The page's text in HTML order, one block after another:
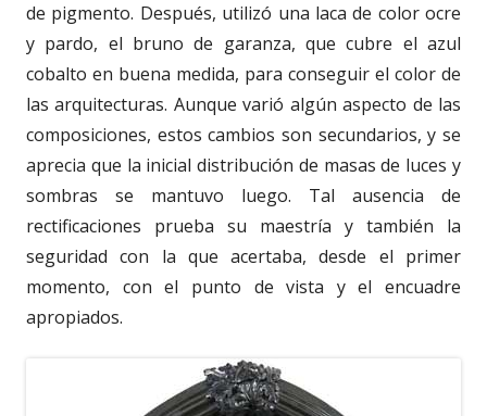
de pigmento. Después, utilizó una laca de color ocre
y pardo, el bruno de garanza, que cubre el azul
cobalto en buena medida, para conseguir el color de
las arquitecturas. Aunque varió algún aspecto de las
composiciones, estos cambios son secundarios, y se
aprecia que la inicial distribución de masas de luces y
sombras se mantuvo luego. Tal ausencia de
rectificaciones prueba su maestría y también la
seguridad con la que acertaba, desde el primer
momento, con el punto de vista y el encuadre
apropiados.